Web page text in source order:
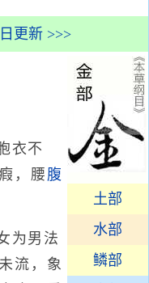
更新 >>>
土部
水部
鳞部
衣不
，腰 腹
为男法
流，象